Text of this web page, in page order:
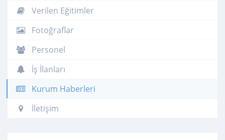
Verilen Eğitimler
Fotoğraflar
Personel
İş İlanları
Kurum Haberleri
İletişim